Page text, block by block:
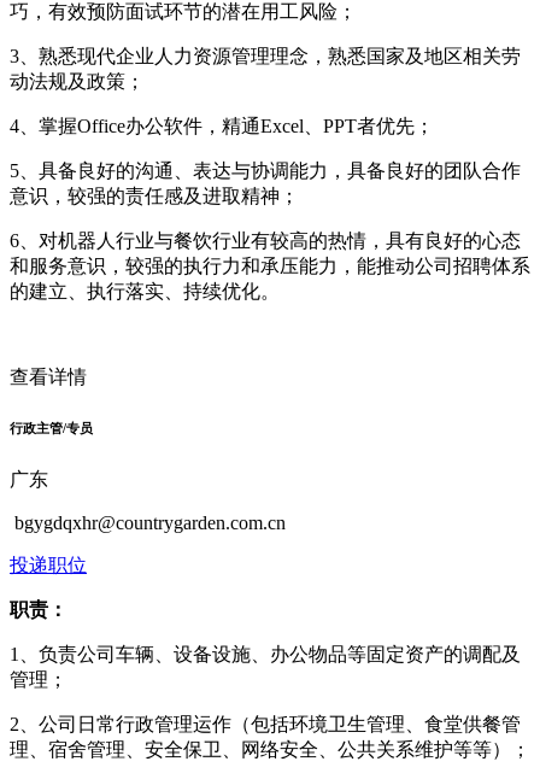
巧，有效预防面试环节的潜在用工风险；
3、熟悉现代企业人力资源管理理念，熟悉国家及地区相关劳
动法规及政策；
4、掌握Office办公软件，精通Excel、PPT者优先；
5、具备良好的沟通、表达与协调能力，具备良好的团队合作
意识，较强的责任感及进取精神；
6、对机器人行业与餐饮行业有较高的热情，具有良好的心态
和服务意识，较强的执行力和承压能力，能推动公司招聘体系
的建立、执行落实、持续优化。
查看详情
行政主管/专员
广东
bgygdqxhr@countrygarden.com.cn
投递职位
职责：
1、负责公司车辆、设备设施、办公物品等固定资产的调配及
管理；
2、公司日常行政管理运作（包括环境卫生管理、食堂供餐管
理、宿舍管理、安全保卫、网络安全、公共关系维护等等）；